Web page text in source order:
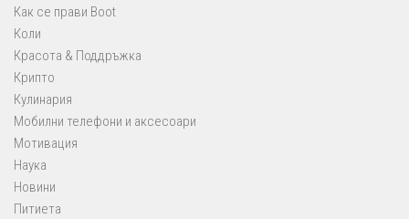
Как се прави Boot
Коли
Красота & Поддръжка
Крипто
Кулинария
Мобилни телефони и аксесоари
Мотивация
Наука
Новини
Питиета